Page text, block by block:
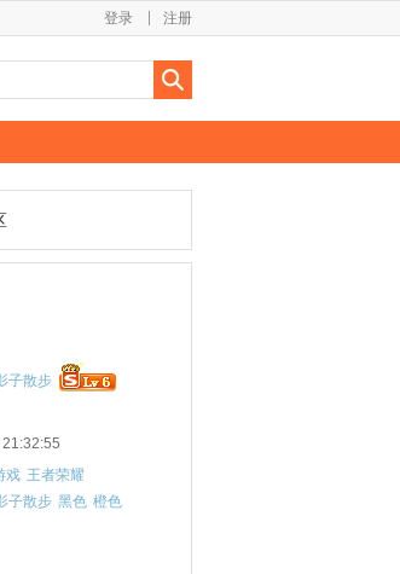
注册
登录
子散步
戏 王者荣耀
子散步 黑色 橙色